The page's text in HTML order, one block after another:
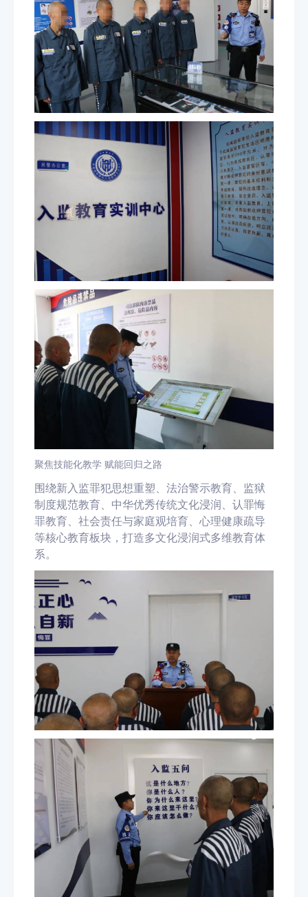
聚焦技能化教学 赋能回归之路
围绕新入监罪犯思想重塑、法治警示教育、监狱
制度规范教育、中华优秀传统文化浸润、认罪悔
罪教育、社会责任与家庭观培育、心理健康疏导
等核心教育板块，打造多文化浸润式多维教育体
系。